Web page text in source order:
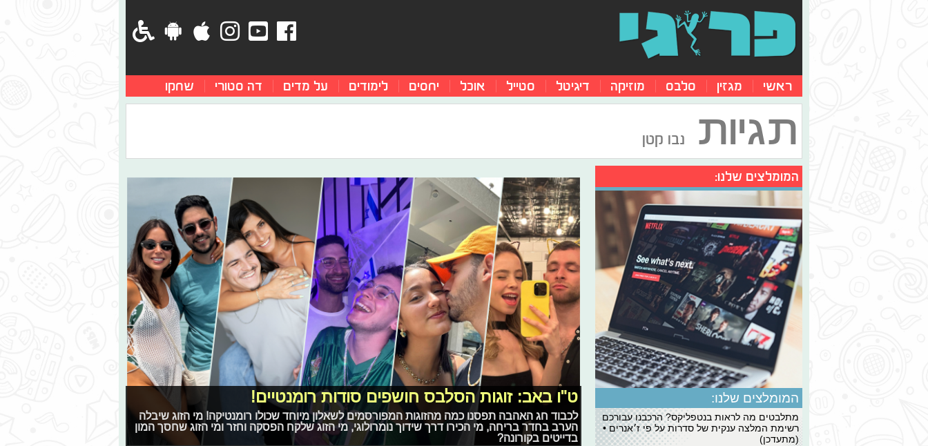
ראשי מגזין סלבס מוזיקה דיגיטל סטייל אוכל יחסים לימודים על מדים דה סטורי שחקו
תגיות נבו קטן
ט"ו באב: זוגות הסלבס חושפים סודות רומנטיים!
לכבוד חג האהבה תפסנו כמה מהזוגות המפורסמים לשאלון מיוחד שכולו רומנטיקה! מי הזוג שיבלה
הערב בחדר בריחה, מי הכירו דרך שידוך נומרולוגי, מי הזוג שלקח הפסקה וחזר ומי הזוג שחסך המון
בדייטים בקורונה?
המומלצים שלנו:
המומלצים שלנו:
מתלבטים מה לראות בנטפליקס? הרכבנו עבורכם
רשימת המלצה ענקית של סדרות על פי ז׳אנרים •
(מתעדכן)